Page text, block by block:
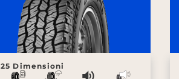
25 Dimensioni